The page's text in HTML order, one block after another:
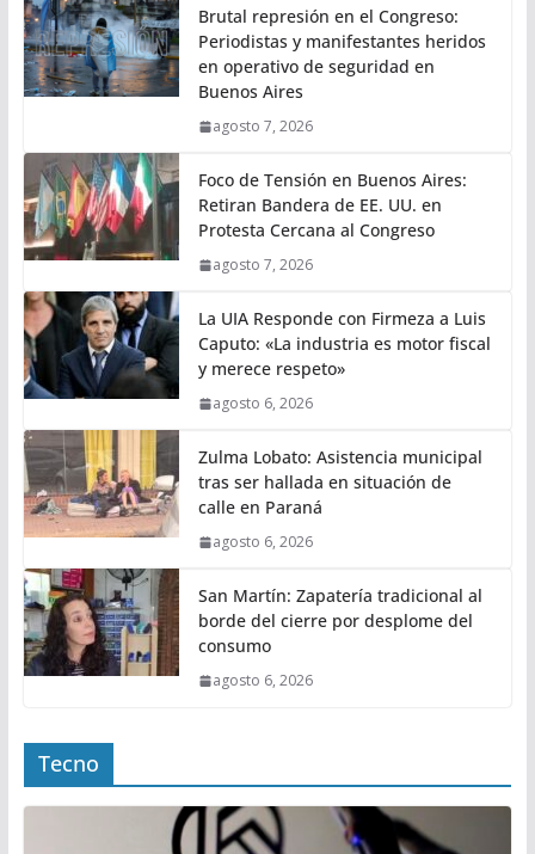
Brutal represión en el Congreso:
Periodistas y manifestantes heridos
en operativo de seguridad en
Buenos Aires
agosto 7, 2026
Foco de Tensión en Buenos Aires:
Retiran Bandera de EE. UU. en
Protesta Cercana al Congreso
agosto 7, 2026
La UIA Responde con Firmeza a Luis
Caputo: «La industria es motor fiscal
y merece respeto»
agosto 6, 2026
Zulma Lobato: Asistencia municipal
tras ser hallada en situación de
calle en Paraná
agosto 6, 2026
San Martín: Zapatería tradicional al
borde del cierre por desplome del
consumo
agosto 6, 2026
Tecno